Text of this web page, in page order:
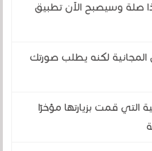
صلة وسيصبح الآن تطبيق
لكنه يطلب صورتك
التي قمت بزيارتها مؤخرًا